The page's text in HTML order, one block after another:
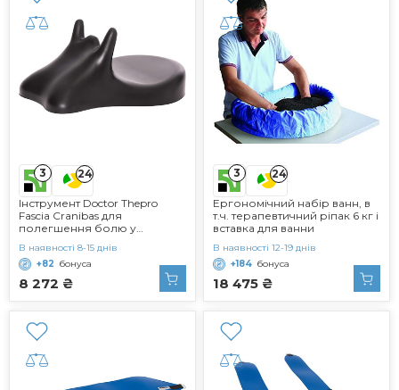
3 24
Інструмент Doctor Thepro
Fascia Cranibas для
полегшення болю у
поверхня, 16 см
8 272 ₴
В наявності 8-15 днів
+82 бонуса
3 24
Ергономічний набір ванн, в
т.ч. терапевтичний ріпак 6 кг і
вставка для ванни
18 475 ₴
В наявності 12-19 днів
+184 бонуса